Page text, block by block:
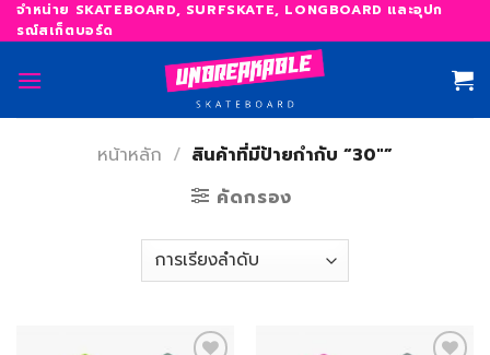
Skip
to
content
จำหน่าย SKATEBOARD, SURFSKATE, LONGBOARD และอุปก
รณ์สเก็ตบอร์ด
หน้าหลัก / สินค้าที่มีป้ายกำกับ “30"”
คัดกรอง